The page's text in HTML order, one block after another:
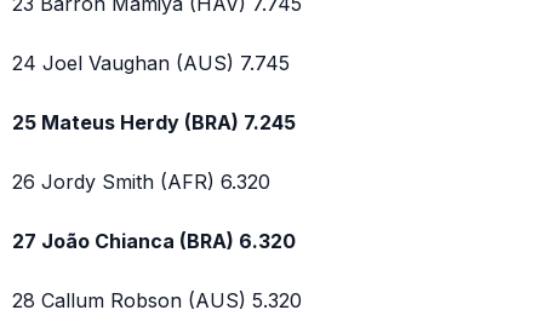
24 Joel Vaughan (AUS) 7.745
25 Mateus Herdy (BRA) 7.245
26 Jordy Smith (AFR) 6.320
27 João Chianca (BRA) 6.320
28 Callum Robson (AUS) 5.320